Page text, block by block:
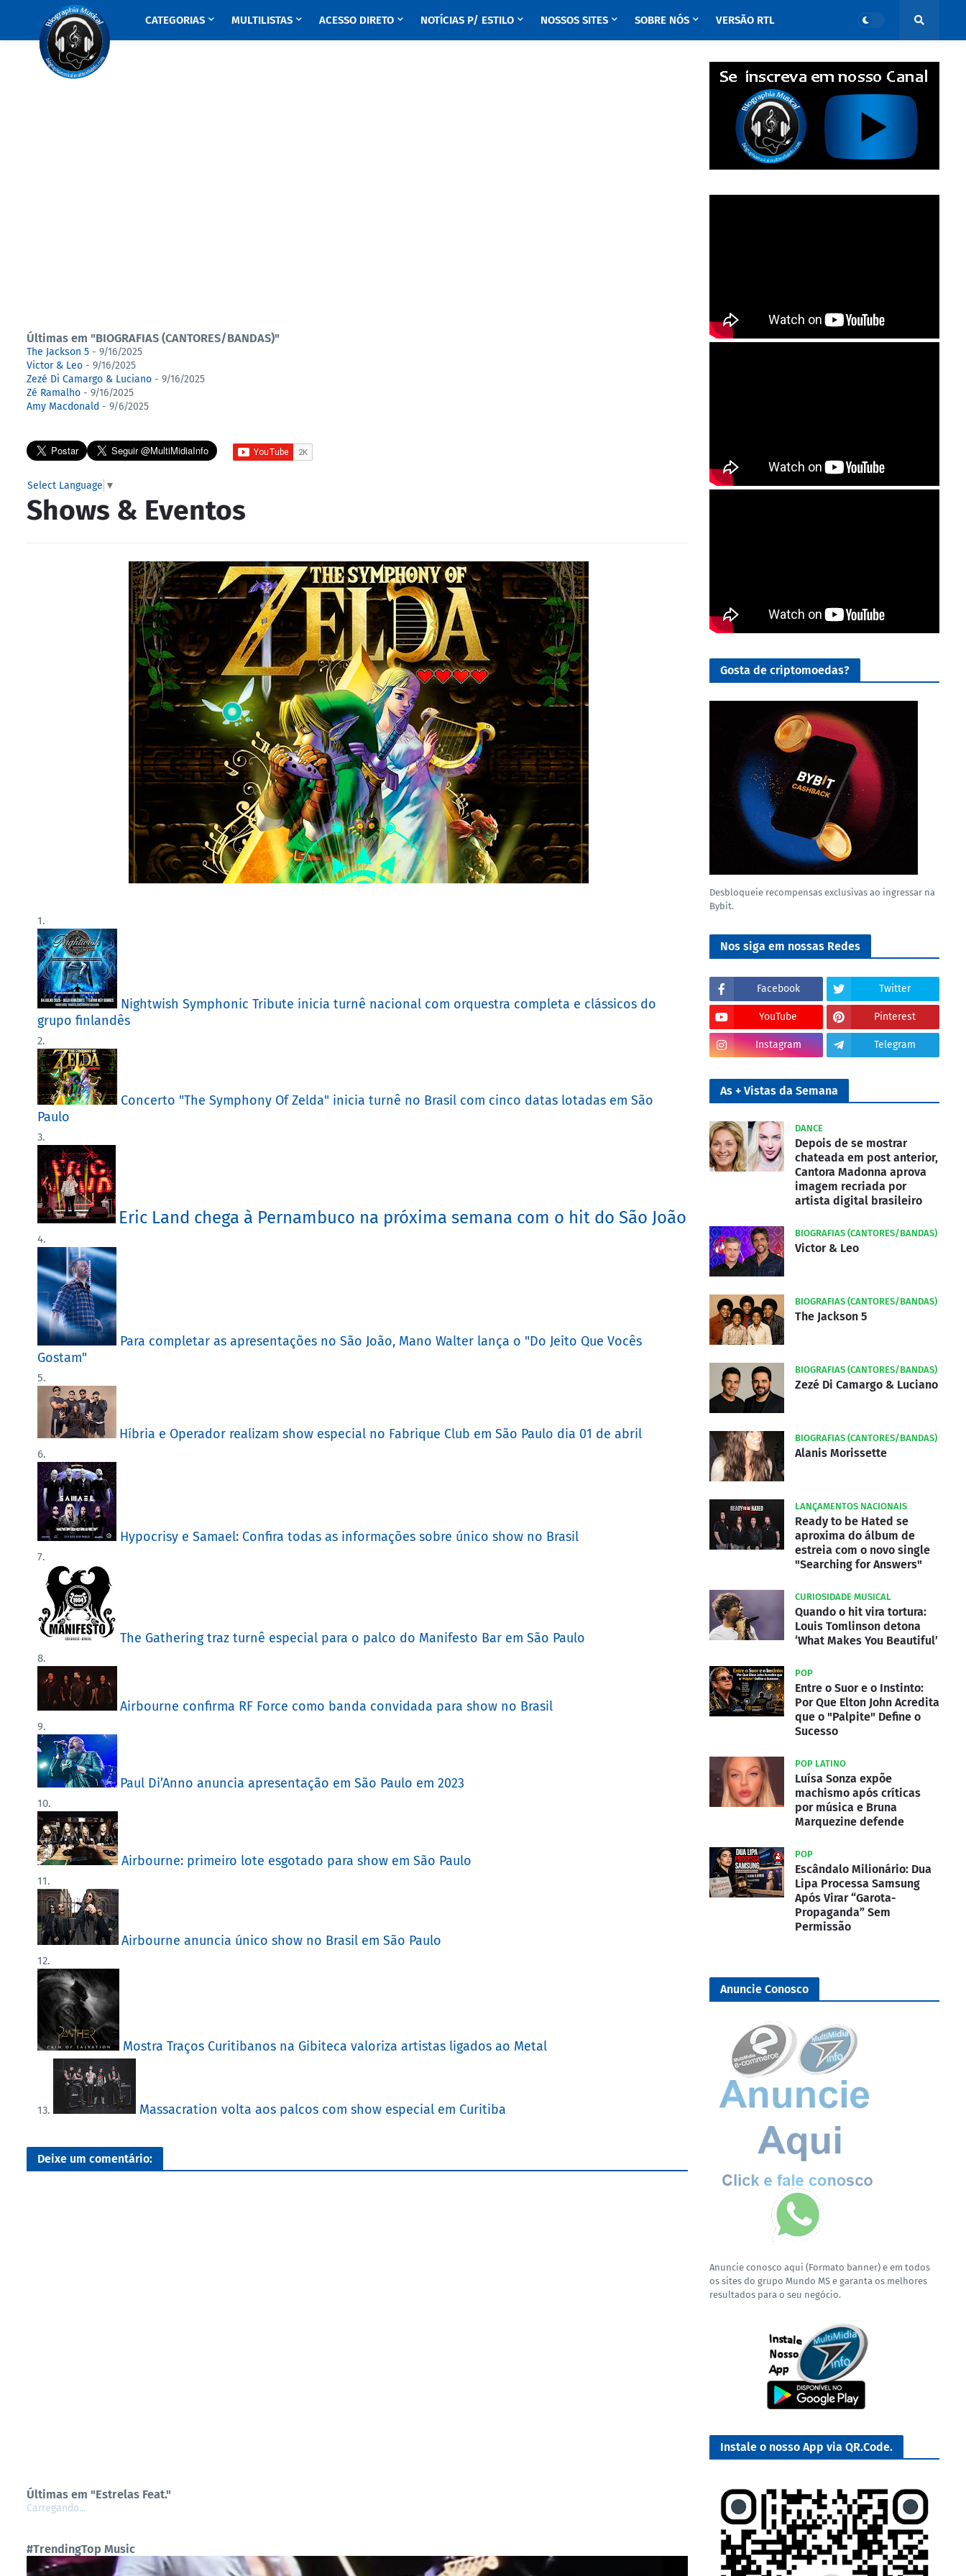
CATEGORIAS MULTILISTAS ACESSO DIRETO NOTÍCIAS P/ ESTILO NOSSOS SITES SOBRE NÓS VERSÃO RTL
Últimas em "BIOGRAFIAS (CANTORES/BANDAS)"
The Jackson 5 - 9/16/2025
Victor & Leo - 9/16/2025
Zezé Di Camargo & Luciano - 9/16/2025
Zé Ramalho - 9/16/2025
Amy Macdonald - 9/6/2025
Select Language ▼
Shows & Eventos
Nightwish Symphonic Tribute inicia turnê nacional com orquestra completa e clássicos do
grupo finlandês
Concerto "The Symphony Of Zelda" inicia turnê no Brasil com cinco datas lotadas em São
Paulo
Eric Land chega à Pernambuco na próxima semana com o hit do São João
Para completar as apresentações no São João, Mano Walter lança o "Do Jeito Que Vocês
Gostam"
Híbria e Operador realizam show especial no Fabrique Club em São Paulo dia 01 de abril
Hypocrisy e Samael: Confira todas as informações sobre único show no Brasil
The Gathering traz turnê especial para o palco do Manifesto Bar em São Paulo
Airbourne confirma RF Force como banda convidada para show no Brasil
Paul Di’Anno anuncia apresentação em São Paulo em 2023
Airbourne: primeiro lote esgotado para show em São Paulo
Airbourne anuncia único show no Brasil em São Paulo
Mostra Traços Curitibanos na Gibiteca valoriza artistas ligados ao Metal
Massacration volta aos palcos com show especial em Curitiba
Deixe um comentário:
Últimas em "Estrelas Feat."
Carregando...
#TrendingTop Music
Gosta de criptomoedas?
Desbloqueie recompensas exclusivas ao ingressar na
Bybit.
Nos siga em nossas Redes
Facebook Twitter
YouTube Pinterest
Instagram Telegram
As + Vistas da Semana
DANCE
Depois de se mostrar
chateada em post anterior,
Cantora Madonna aprova
imagem recriada por
artista digital brasileiro
BIOGRAFIAS (CANTORES/BANDAS)
Victor & Leo
BIOGRAFIAS (CANTORES/BANDAS)
The Jackson 5
BIOGRAFIAS (CANTORES/BANDAS)
Zezé Di Camargo & Luciano
BIOGRAFIAS (CANTORES/BANDAS)
Alanis Morissette
LANÇAMENTOS NACIONAIS
Ready to be Hated se
aproxima do álbum de
estreia com o novo single
"Searching for Answers"
CURIOSIDADE MUSICAL
Quando o hit vira tortura:
Louis Tomlinson detona
‘What Makes You Beautiful’
POP
Entre o Suor e o Instinto:
Por Que Elton John Acredita
que o "Palpite" Define o
Sucesso
POP LATINO
Luísa Sonza expõe
machismo após críticas
por música e Bruna
Marquezine defende
POP
Escândalo Milionário: Dua
Lipa Processa Samsung
Após Virar “Garota-
Propaganda” Sem
Permissão
Anuncie Conosco
Anuncie conosco aqui (Formato banner) e em todos
os sites do grupo Mundo MS e garanta os melhores
resultados para o seu negócio.
Instale o nosso App via QR.Code.